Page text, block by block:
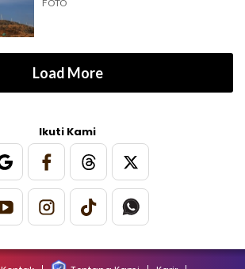
FOTO
Load More
Ikuti Kami